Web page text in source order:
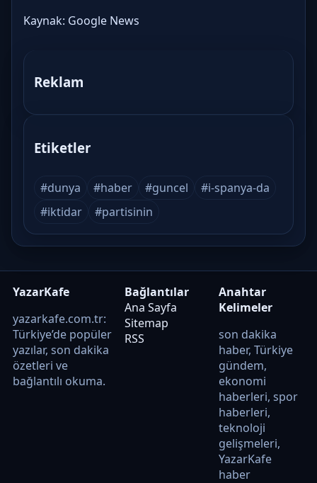
Kaynak: Google News
Reklam
Etiketler
#dunya #haber #guncel
#i-spanya-da
#iktidar
#partisinin
YazarKafe
yazarkafe.com.tr:
Türkiye’de popüler
yazılar, son dakika
özetleri ve
bağlantılı okuma.
Bağlantılar
Ana Sayfa
Sitemap
RSS
Anahtar
Kelimeler
son dakika
haber, Türkiye
gündem,
ekonomi
haberleri, spor
haberleri,
teknoloji
gelişmeleri,
YazarKafe
haber